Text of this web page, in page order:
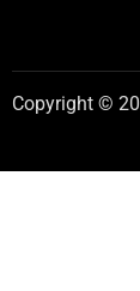
Copyright ©